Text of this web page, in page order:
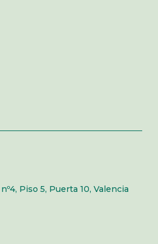
Piso 5, Puerta 10, Valencia